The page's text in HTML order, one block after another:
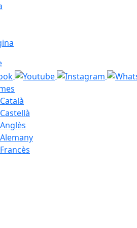
Català
Castellà
Anglès
Alemany
Francès